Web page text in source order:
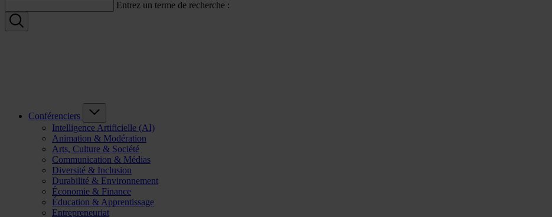
Entrez un terme de recherche :
Conférenciers
Intelligence Artificielle (AI)
Animation & Modération
Arts, Culture & Société
Communication & Médias
Diversité & Inclusion
Durabilité & Environnement
Économie & Finance
Éducation & Apprentissage
Entrepreneuriat